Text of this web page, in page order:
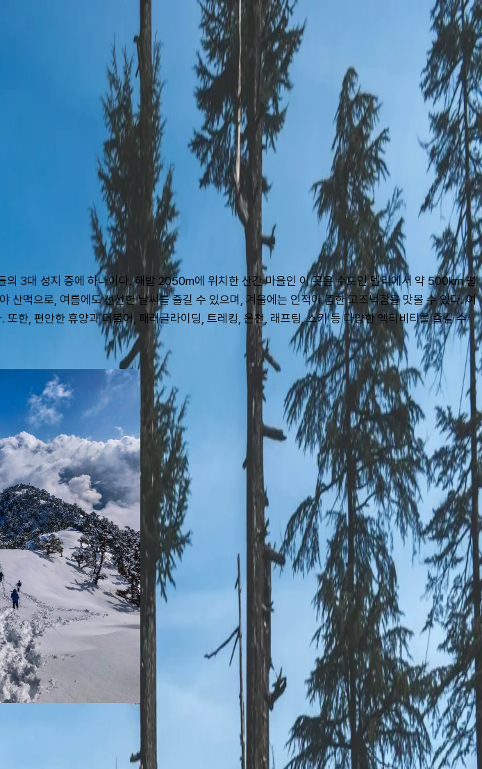
3대 성지 중에 하나이다. 해발 2050m에 위치한 산간 마을인 이 곳은 수도인 델리에서 약 500km 떨
맥으로, 여름에도 선선한 날씨를 즐길 수 있으며, 겨울에는 인적이 뜸한 고즈넉함을 맛볼 수 있다. 여
한, 편안한 휴양과 더불어, 패러글라이딩, 트레킹, 온천, 래프팅, 스키 등 다양한 액티비티를 즐길 수